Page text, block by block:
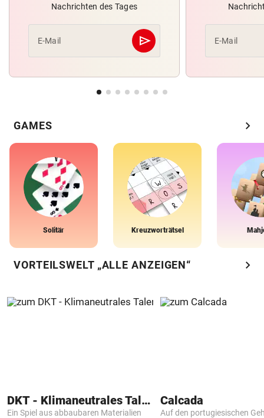
Nachrichten des Tages
E-Mail send
Abschicken E-Mail
GAMES chevron_right
Solitär Kreuzworträtsel
VORTEILSWELT „ALLE ANZEIGEN“ chevron_right
DKT - Klimaneutrales Talent
Ein Spiel aus abbaubaren Materialien
Calcada
Auf den portugiesischen